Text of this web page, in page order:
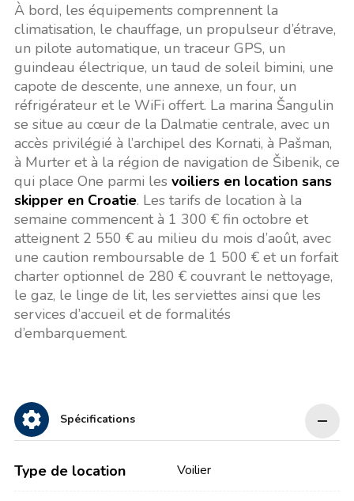
À bord, les équipements comprennent la
climatisation, le chauffage, un propulseur d’étrave,
un pilote automatique, un traceur GPS, un
guindeau électrique, un taud de soleil bimini, une
capote de descente, une annexe, un four, un
réfrigérateur et le WiFi offert. La marina Šangulin
se situe au cœur de la Dalmatie centrale, avec un
accès privilégié à l’archipel des Kornati, à Pašman,
à Murter et à la région de navigation de Šibenik, ce
qui place One parmi les voiliers en location sans
skipper en Croatie. Les tarifs de location à la
semaine commencent à 1 300 € fin octobre et
atteignent 2 550 € au milieu du mois d’août, avec
une caution remboursable de 1 500 € et un forfait
charter optionnel de 280 € couvrant le nettoyage,
le gaz, le linge de lit, les serviettes ainsi que les
services d’accueil et de formalités
d’embarquement.
Spécifications
Type de location Voilier